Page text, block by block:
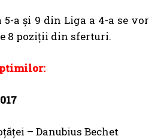
a și 9 din Liga a 4-a se vor
8 poziții din sferturi.
– Danubius Bechet